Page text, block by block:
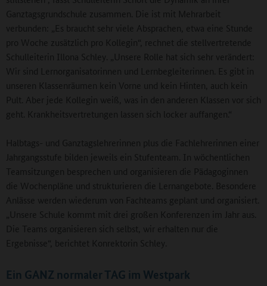
Ganztagsgrundschule zusammen. Die ist mit Mehrarbeit
verbunden: „Es braucht sehr viele Absprachen, etwa eine Stunde
pro Woche zusätzlich pro Kollegin“, rechnet die stellvertretende
Schulleiterin Illona Schley. „Unsere Rolle hat sich sehr verändert:
Wir sind Lernorganisatorinnen und Lernbegleiterinnen. Es gibt in
unseren Klassenräumen kein Vorne und kein Hinten, auch kein
Pult. Aber jede Kollegin weiß, was in den anderen Klassen vor sich
geht. Krankheitsvertretungen lassen sich locker auffangen.“
Halbtags- und Ganztagslehrerinnen plus die Fachlehrerinnen einer
Jahrgangsstufe bilden jeweils ein Stufenteam. In wöchentlichen
Teamsitzungen besprechen und organisieren die Pädagoginnen
die Wochenpläne und strukturieren die Lernangebote. Besondere
Anlässe werden wiederum von Fachteams geplant und organisiert.
„Unsere Schule kommt mit drei großen Konferenzen im Jahr aus.
Die Teams organisieren sich selbst, wir erhalten nur die
Ergebnisse“, berichtet Konrektorin Schley.
Ein GANZ normaler TAG im Westpark